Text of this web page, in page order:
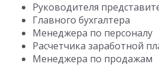
Руководителя
Главного бухгалтера
Менеджера по персоналу
Расчетчика заработной
Менеджера по продажам